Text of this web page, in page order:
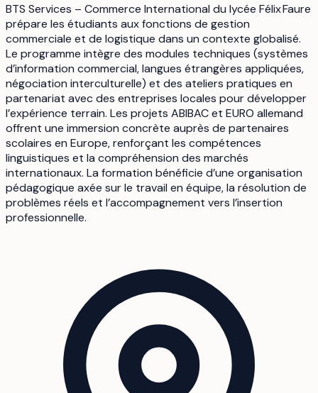
BTS Services – Commerce International du lycée Félix Faure
prépare les étudiants aux fonctions de gestion
commerciale et de logistique dans un contexte globalisé.
Le programme intègre des modules techniques (systèmes
d’information commercial, langues étrangères appliquées,
négociation interculturelle) et des ateliers pratiques en
partenariat avec des entreprises locales pour développer
l’expérience terrain. Les projets ABIBAC et EURO allemand
offrent une immersion concrète auprès de partenaires
scolaires en Europe, renforçant les compétences
linguistiques et la compréhension des marchés
internationaux. La formation bénéficie d’une organisation
pédagogique axée sur le travail en équipe, la résolution de
problèmes réels et l’accompagnement vers l’insertion
professionnelle.